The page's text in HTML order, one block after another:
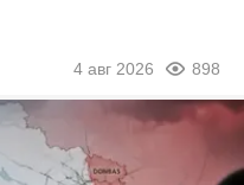
4 авг 2026 898